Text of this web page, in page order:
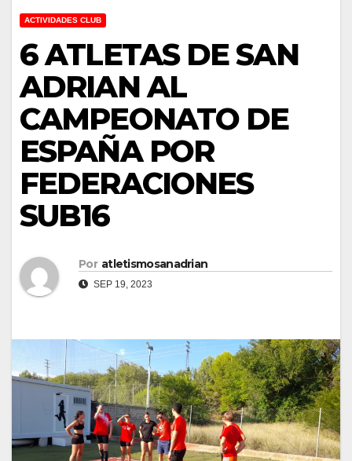
ACTIVIDADES CLUB
6 ATLETAS DE SAN
ADRIAN AL
CAMPEONATO DE
ESPAÑA POR
FEDERACIONES
SUB16
Por atletismosanadrian
SEP 19, 2023